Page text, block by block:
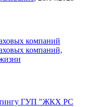
компаний
компаний,
ГУП "ЖКХ РС